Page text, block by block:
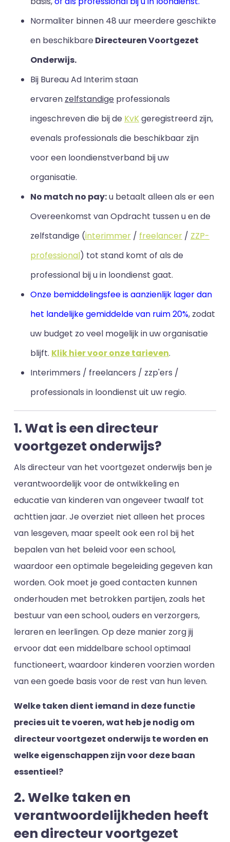
Normaliter binnen 48 uur meerdere geschikte
en beschikbareDirecteuren Voortgezet
Onderwijs.
Bij Bureau Ad Interim staan
ervaren zelfstandige professionals
ingeschreven die bij de KvKgeregistreerd zijn,
evenals professionals die beschikbaar zijn
voor een loondienstverband bij uw
organisatie.
No match no pay:u betaalt alleen als er een
Overeenkomst van Opdracht tussen u en de
zelfstandige (interimmer / freelancer / ZZP-
professional) tot stand komt of als de
professional bij u in loondienst gaat.
Onze bemiddelingsfee is aanzienlijk lager dan
het landelijke gemiddelde van ruim 20%, zodat
uw budget zo veel mogelijk in uw organisatie
blijft. Klik hier voor onze tarieven.
Interimmers / freelancers / zzp'ers /
professionals in loondienst uit uw regio.
1. Wat is een directeur
voortgezet onderwijs?
Als directeur van het voortgezet onderwijs ben je
verantwoordelijk voor de ontwikkeling en
educatie van kinderen van ongeveer twaalf tot
achttien jaar. Je overziet niet alleen het proces
van lesgeven, maar speelt ook een rol bij het
bepalen van het beleid voor een school,
waardoor een optimale begeleiding gegeven kan
worden. Ook moet je goed contacten kunnen
onderhouden met betrokken partijen, zoals het
bestuur van een school, ouders en verzorgers,
leraren en leerlingen. Op deze manier zorg jij
ervoor dat een middelbare school optimaal
functioneert, waardoor kinderen voorzien worden
van een goede basis voor de rest van hun leven.
Welke taken dient iemand in deze functie
precies uit te voeren, wat heb je nodig om
directeur voortgezet onderwijs te worden en
welke eigenschappen zijn voor deze baan
essentieel?
2. Welke taken en
verantwoordelijkheden heeft
een directeur voortgezet